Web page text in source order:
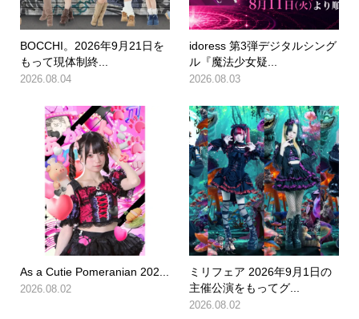
BOCCHI。2026年9月21日を
もって現体制終...
2026.08.04
idoress 第3弾デジタルシング
ル『魔法少女疑...
2026.08.03
As a Cutie Pomeranian 202...
2026.08.02
ミリフェア 2026年9月1日の
主催公演をもってグ...
2026.08.02